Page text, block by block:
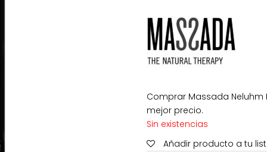
Comprar Massada Neluhm
mejor precio.
Sin existencias
Añadir producto a tu